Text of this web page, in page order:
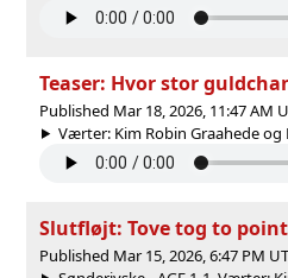
Teaser: Hvor stor
Published Mar 18, 2026, 11:47 AM
Værter: Kim Robin Graahede og
Slutfløjt: Tove tog to point
Published Mar 15, 2026, 6:47 PM